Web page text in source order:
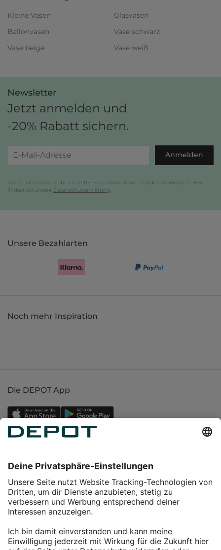
Kleine Vasen
Glasvasen
Ballonvasen
Vase schwarz
Vase beige
Vase weiß
Newsletter
Jetzt anmelden und
-20% Rabatt sichern.
Anmelden
Keine Datenweitergabe an Dritte. Eine Abmeldung ist jederzeit möglich. Hier
findest du unsere Datenschutzerklärung
Unsere Bezahlarten
Noch mehr Inspiration
Die DEPOT App
Service
Über DEPOT
Kontakt